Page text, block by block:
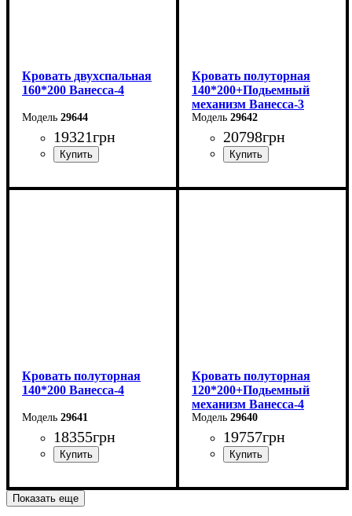
Кровать двухспальная
160*200 Ванесса-4
29644
19321грн
Ширина: 186 см
Кровать полуторная
140*200+Подьемный
механизм Ванесса-3
29642
20798грн
Ширина: 166 см
Кровать полуторная
140*200 Ванесса-4
29641
18355грн
Ширина: 166 см
Высота: 86 см
Кровать полуторная
120*200+Подьемный
механизм Ванесса-4
29640
19757грн
Ширина: 146 см
Показать еще